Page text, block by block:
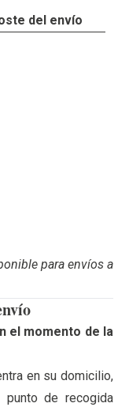
del envío
para envíos a
el momento de la
en su domicilio,
de recogida